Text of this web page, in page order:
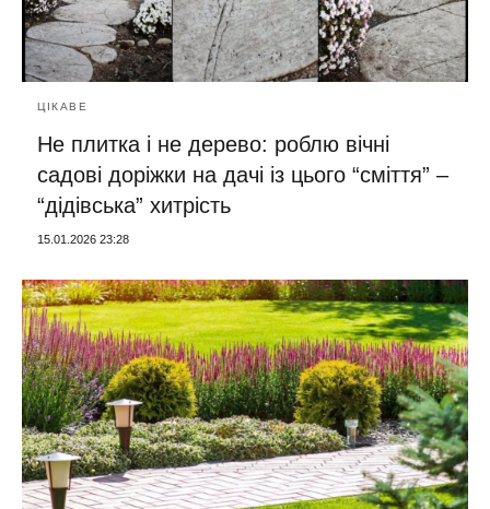
ЦІКАВЕ
Не плитка і не дерево: роблю вічні
садові доріжки на дачі із цього “сміття” –
“дідівська” хитрість
15.01.2026 23:28